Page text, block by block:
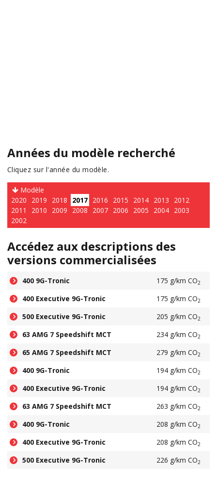
Années du modèle recherché
Cliquez sur l'année du modèle.
Modèle
2020
2019 2018 2017 2016 2015 2014 2013
2012
2011
2010 2009 2008 2007 2006 2005 2004 2003
2002
Accédez aux descriptions des
versions commercialisées
400 9G-Tronic 175 g/km CO2
400 Executive 9G-Tronic 175 g/km CO2
500 Executive 9G-Tronic 205 g/km CO2
63 AMG 7 Speedshift MCT 234 g/km CO2
65 AMG 7 Speedshift MCT 279 g/km CO2
400 9G-Tronic 194 g/km CO2
400 Executive 9G-Tronic 194 g/km CO2
63 AMG 7 Speedshift MCT 263 g/km CO2
400 9G-Tronic 208 g/km CO2
400 Executive 9G-Tronic 208 g/km CO2
500 Executive 9G-Tronic 226 g/km CO2